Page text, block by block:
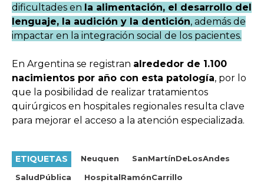
dificultades en la alimentación, el desarrollo del
lenguaje, la audición y la dentición, además de
impactar en la integración social de los pacientes.
En Argentina se registran alrededor de 1.100
nacimientos por año con esta patología, por lo
que la posibilidad de realizar tratamientos
quirúrgicos en hospitales regionales resulta clave
para mejorar el acceso a la atención especializada.
ETIQUETAS Neuquen
SanMartínDeLosAndes
SaludPública
HospitalRamónCarrillo